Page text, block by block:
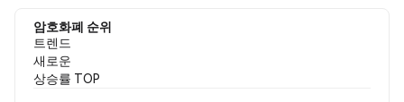
암호화폐 순위
트렌드
새로운
상승률 TOP